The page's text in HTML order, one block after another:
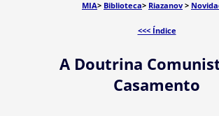
MIA> Biblioteca> Riazanov >
<<< Índice
A Doutrina
Casamento